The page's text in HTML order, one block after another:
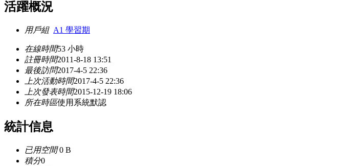
活躍概況
用戶組 A1 學習期
在線時間53 小時
註冊時間2011-8-18 13:51
最後訪問2017-4-5 22:36
上次活動時間2017-4-5 22:36
上次發表時間2015-12-19 18:06
所在時區使用系統默認
統計信息
已用空間0 B
積分0